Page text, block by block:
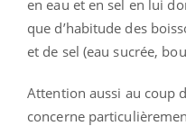
en eau et en sel en lui
que d’habitude des
et de sel (eau sucrée,
Attention aussi au coup
concerne